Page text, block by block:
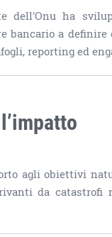
dell'Onu ha
bancario a
reporting ed
agli obiettivi
da catastrofi